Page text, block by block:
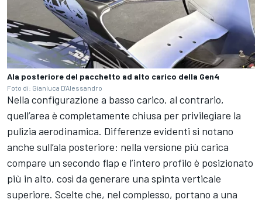
Ala posteriore del pacchetto ad alto carico della Gen4
Foto di: Gianluca D'Alessandro
Nella configurazione a basso carico, al contrario,
quell’area è completamente chiusa per privilegiare la
pulizia aerodinamica. Differenze evidenti si notano
anche sull’ala posteriore: nella versione più carica
compare un secondo flap e l’intero profilo è posizionato
più in alto, così da generare una spinta verticale
superiore. Scelte che, nel complesso, portano a una